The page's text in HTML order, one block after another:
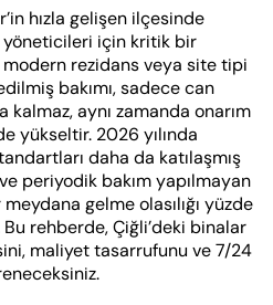
hızla gelişen ilçesinde
yöneticileri için kritik bir
modern rezidans veya site tipi
bakımı, sadece can
aynı zamanda onarım
yükseltir. 2026 yılında
daha da katılaşmış
periyodik bakım yapılmayan
gelme olasılığı yüzde
rehberde, Çiğli’deki binalar
maliyet tasarrufunu ve 7/24